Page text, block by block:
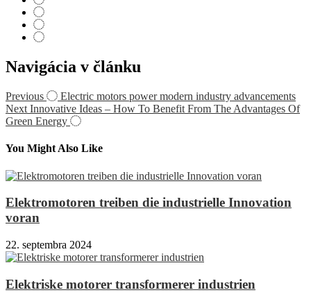
Navigácia v článku
Previous
Electric motors power modern industry advancements
Next Innovative Ideas – How To Benefit From The Advantages Of
Green Energy
You Might Also Like
Elektromotoren treiben die industrielle Innovation
voran
22. septembra 2024
Elektriske motorer transformerer industrien